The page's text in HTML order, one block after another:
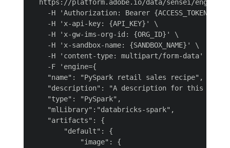
https://platform.adobe.io/data/sensei/engines
    -H 'Authorization: Bearer {ACCESS_TOKEN}' \
    -H 'x-api-key: {API_KEY}' \
    -H 'x-gw-ims-org-id: {ORG_ID}' \
    -H 'x-sandbox-name: {SANDBOX_NAME}' \
    -H 'content-type: multipart/form-data' \
    -F 'engine={
    "name": "PySpark retail sales recipe",
"description": "A description for this
    "type": "PySpark",
    "mlLibrary":"databricks-spark",
    "artifacts": {
        "default": {
            "image": {